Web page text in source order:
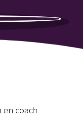
en coach